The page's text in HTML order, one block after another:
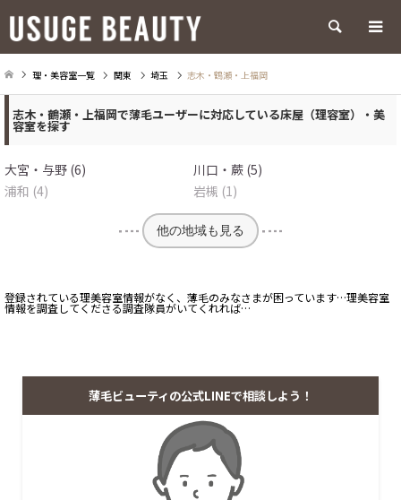
検索
理・美容室一覧 関東 埼玉 志木・鶴瀬・上福岡
志木・鶴瀬・上福岡で薄毛ユーザーに対応している床屋（理容室）・美
容室を探す
大宮・与野 (6)
川口・蕨 (5)
浦和 (4)
岩槻 (1)
他の地域も見る
登録されている理美容室情報がなく、薄毛のみなさまが困っています…理美容室
情報を調査してくださる調査隊員がいてくれれば…
薄毛ビューティの公式LINEで相談しよう！